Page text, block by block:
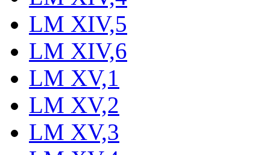
LM XIV,5
LM XIV,6
LM XV,1
LM XV,2
LM XV,3